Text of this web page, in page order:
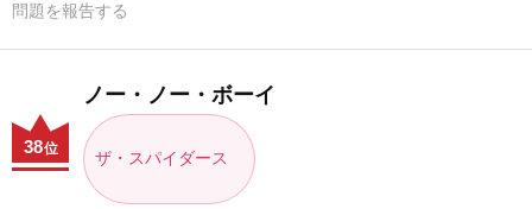
問題を報告する
ノー・ノー・ボーイ
ザ・スパイダース
38位